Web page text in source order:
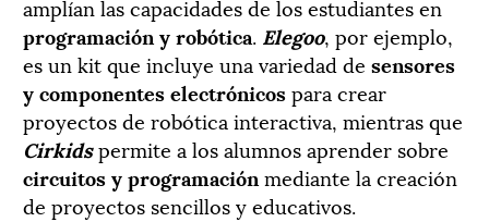
amplían las capacidades de los estudiantes en
programación y robótica. Elegoo, por ejemplo,
es un kit que incluye una variedad de sensores
y componentes electrónicospara crear
proyectos de robótica interactiva, mientras que
Cirkidspermite a los alumnos aprender sobre
circuitos y programación mediante la creación
de proyectos sencillos y educativos.